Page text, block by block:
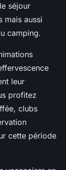
séjour
mais aussi
camping.
leur
profitez
clubs
cette période